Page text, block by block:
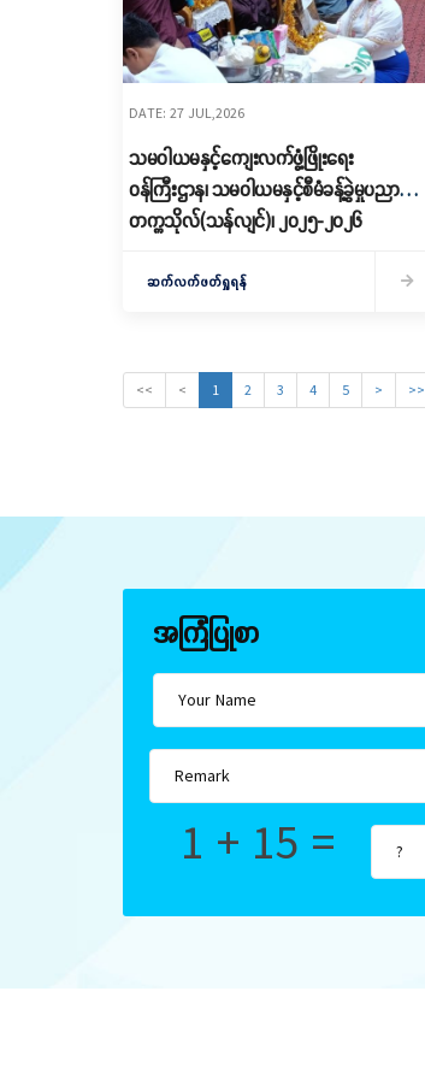
DATE: 27 JUL,2026
သမဝါယမနှင့်ကျေးလက်ဖွံ့ဖြိုးရေး
ဝန်ကြီးဌာန၊ သမဝါယမနှင့်စီမံခန့်ခွဲမှုပညာ
တက္ကသိုလ်(သန်လျင်)၊ ၂၀၂၅-၂၀၂၆
ပွဲနှင့် (၂၈) ကြိမ်မြောက် ဝါဆိုသင်္ကန်း
ဆက်လက်ဖတ်ရှုရန်
<< < 1 2 3 4 5 > >>
အကြံပြုစာ
1 + 15 =